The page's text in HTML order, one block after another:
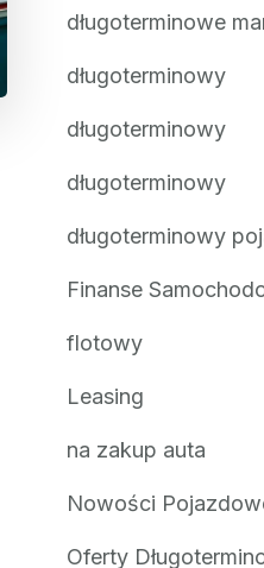
długoterminowe
długoterminowy
długoterminowy
długoterminowy
długoterminowy
Finanse
flotowy
Leasing
na zakup auta
Nowości
Oferty